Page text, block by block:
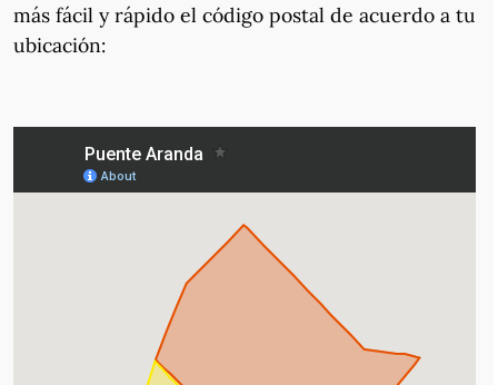
más fácil y rápido el código postal de acuerdo a tu
ubicación: